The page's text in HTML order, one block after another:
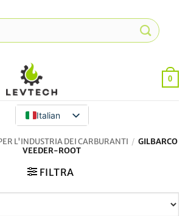
0
Italian
L'INDUSTRIA DEI CARBURANTI / GILBARCO
VEEDER-ROOT
FILTRA